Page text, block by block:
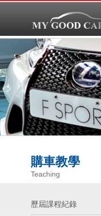
購車教學
Teaching
歷屆課程紀錄